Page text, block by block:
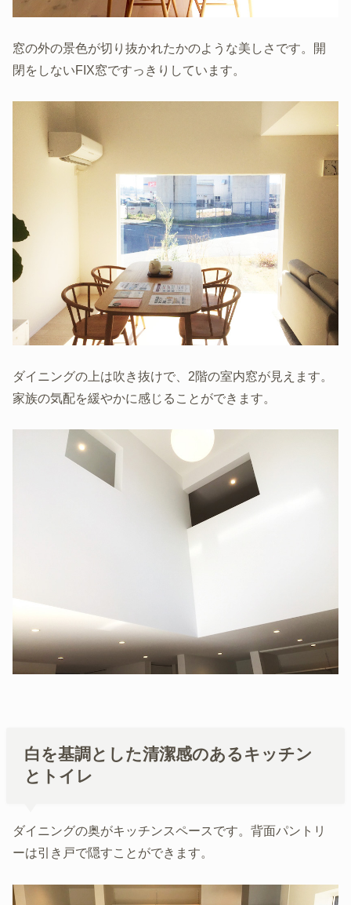
窓の外の景色が切り抜かれたかのような美しさです。開
閉をしないFIX窓ですっきりしています。
ダイニングの上は吹き抜けで、2階の室内窓が見えます。
家族の気配を緩やかに感じることができます。
白を基調とした清潔感のあるキッチン
とトイレ
ダイニングの奥がキッチンスペースです。背面パントリ
ーは引き戸で隠すことができます。